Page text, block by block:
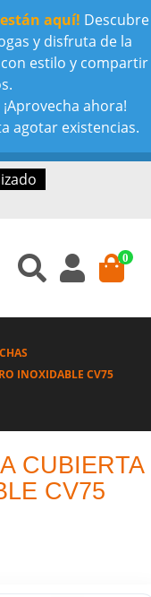
aquí! Descubre
y disfruta de la
estilo y compartir
ahora!
agotar existencias.
0
INOXIDABLE CV75
CUBIERTA
CV75